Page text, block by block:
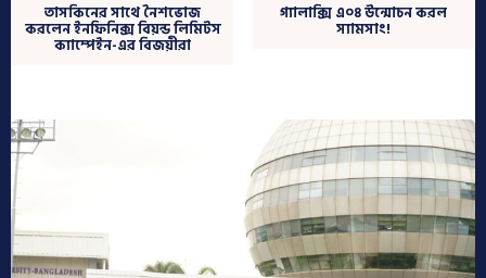
তাসকিনের সাথে নৈশভোজ
করলেন ইনফিনিক্স বিয়ন্ড লিমিটস
ক্যাম্পেইন-এর বিজয়ীরা
গ্যালাক্সি এ০৪ উন্মোচন করল
স্যামসাং!